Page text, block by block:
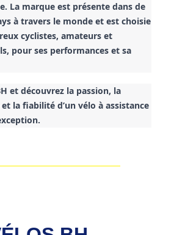
La marque est présente dans de
à travers le monde et est choisie
cyclistes, amateurs et
pour ses performances et sa
et découvrez la passion, la
la fiabilité d’un vélo à assistance